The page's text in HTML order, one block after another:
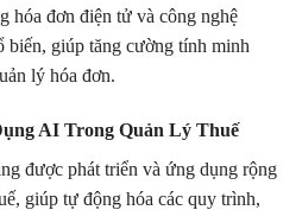
hóa đơn điện tử và công nghệ
biến, giúp tăng cường tính minh
lý hóa đơn.
AI Trong Quản Lý Thuế
được phát triển và ứng dụng rộng
giúp tự động hóa các quy trình,